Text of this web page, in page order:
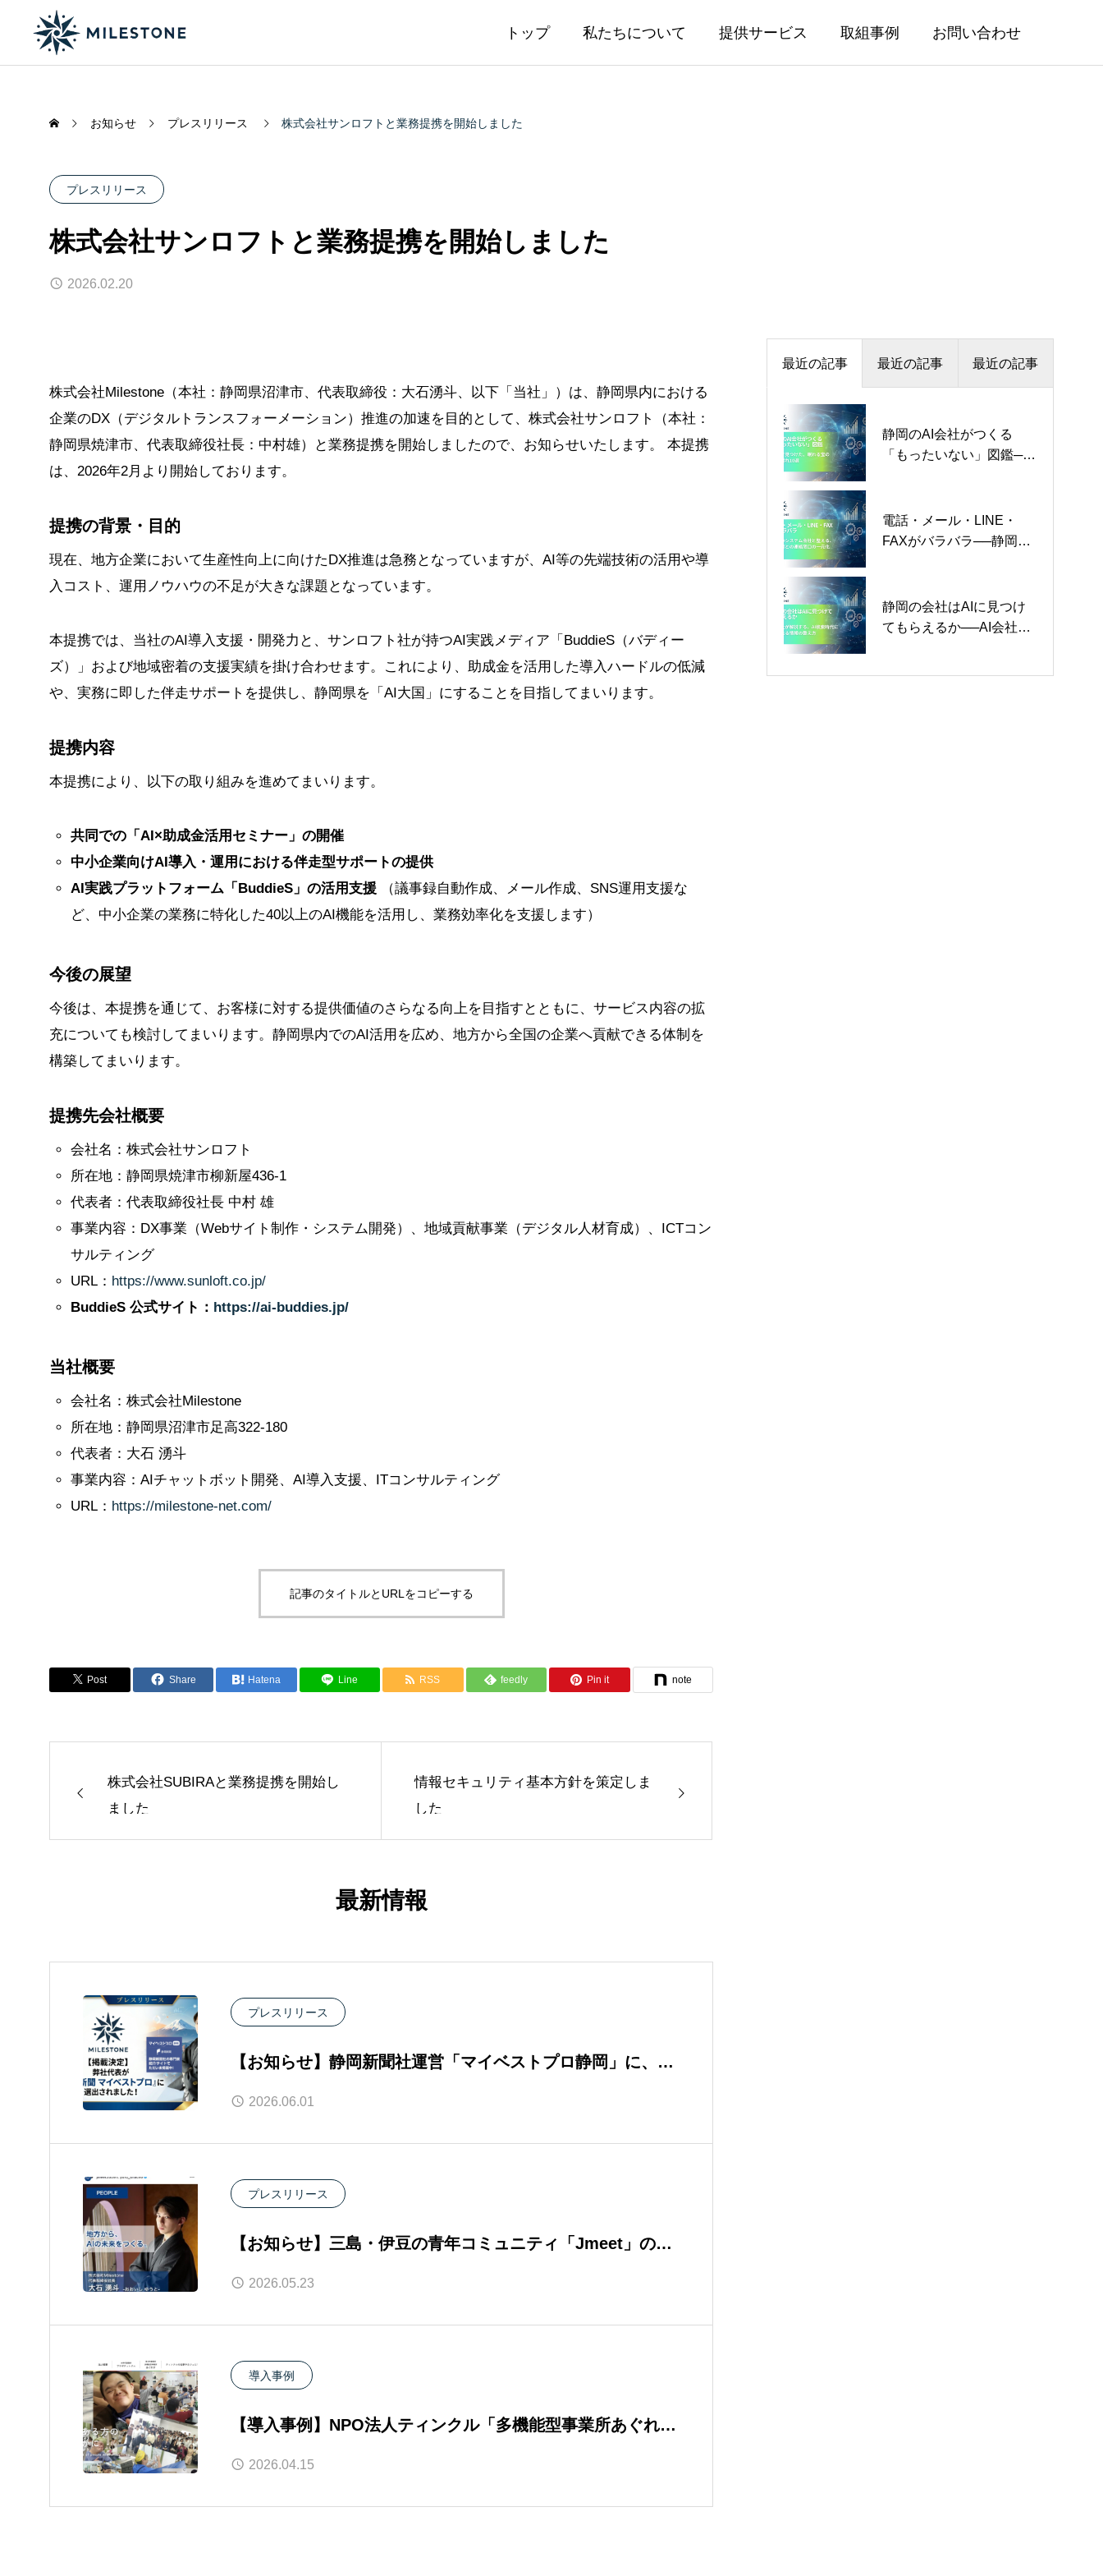
トップ 私たちについて 提供サービス 取組事例 お問い合わせ
お知らせ プレスリリース 株式会社サンロフトと業務提携を開始しました
プレスリリース
株式会社サンロフトと業務提携を開始しました
2026.02.20
株式会社Milestone（本社：静岡県沼津市、代表取締役：大石湧斗、以下「当社」）は、静岡県内における
企業のDX（デジタルトランスフォーメーション）推進の加速を目的として、株式会社サンロフト（本社：
静岡県焼津市、代表取締役社長：中村雄）と業務提携を開始しましたので、お知らせいたします。 本提携
は、2026年2月より開始しております。
提携の背景・目的
現在、地方企業において生産性向上に向けたDX推進は急務となっていますが、AI等の先端技術の活用や導
入コスト、運用ノウハウの不足が大きな課題となっています。
本提携では、当社のAI導入支援・開発力と、サンロフト社が持つAI実践メディア「BuddieS（バディー
ズ）」および地域密着の支援実績を掛け合わせます。これにより、助成金を活用した導入ハードルの低減
や、実務に即した伴走サポートを提供し、静岡県を「AI大国」にすることを目指してまいります。
提携内容
本提携により、以下の取り組みを進めてまいります。
共同での「AI×助成金活用セミナー」の開催
中小企業向けAI導入・運用における伴走型サポートの提供
AI実践プラットフォーム「BuddieS」の活用支援 （議事録自動作成、メール作成、SNS運用支援な
ど、中小企業の業務に特化した40以上のAI機能を活用し、業務効率化を支援します）
今後の展望
今後は、本提携を通じて、お客様に対する提供価値のさらなる向上を目指すとともに、サービス内容の拡
充についても検討してまいります。静岡県内でのAI活用を広め、地方から全国の企業へ貢献できる体制を
構築してまいります。
提携先会社概要
会社名：株式会社サンロフト
所在地：静岡県焼津市柳新屋436-1
代表者：代表取締役社長 中村 雄
事業内容：DX事業（Webサイト制作・システム開発）、地域貢献事業（デジタル人材育成）、ICTコン
サルティング
URL： https://www.sunloft.co.jp/
BuddieS 公式サイト： https://ai-buddies.jp/
当社概要
会社名：株式会社Milestone
所在地：静岡県沼津市足高322-180
代表者：大石 湧斗
事業内容：AIチャットボット開発、AI導入支援、ITコンサルティング
URL： https://milestone-net.com/
記事のタイトルとURLをコピーする
Post Share Hatena Line RSS feedly Pin it note
株式会社SUBIRAと業務提携を開始し
ました
情報セキュリティ基本方針を策定しま
した
最新情報
プレスリリース
【お知らせ】静岡新聞社運営「マイベストプロ静岡」に、代
表・大石湧斗が専門家として掲載されました
2026.06.01
プレスリリース
【お知らせ】三島・伊豆の青年コミュニティ「Jmeet」の
PEOPLE特集に、代表・大石湧斗が取材掲載されました
2026.05.23
導入事例
【導入事例】NPO法人ティンクル「多機能型事業所あぐれ
す」様へ、AI活用日報システムを開発・導入しました
2026.04.15
最近の記事 最近の記事 最近の記事
静岡のAI会社がつくる
「もったいない」図鑑──
年版】
電話・メール・LINE・
FAXがバラバラ──静岡の
元化【2026年版】
静岡の会社はAIに見つけ
てもらえるか──AI会社が
社長日誌 Vol.19「運の正
体」
社長日誌 Vol.31「企業価
値を上げていく」
AIに「全部丸投げ」した
中小企業の末路──業界の
AI×ノーコード・ローコー
ド開発完全ガイド──中小
い使い分け【2026年版】
介護施設・老人ホーム向
けAIチャットボット完全
ら現場の負担を減らす仕
組み【2026年版】
静岡の経営者のためのAI
ニュースの読み方──騒ぎ